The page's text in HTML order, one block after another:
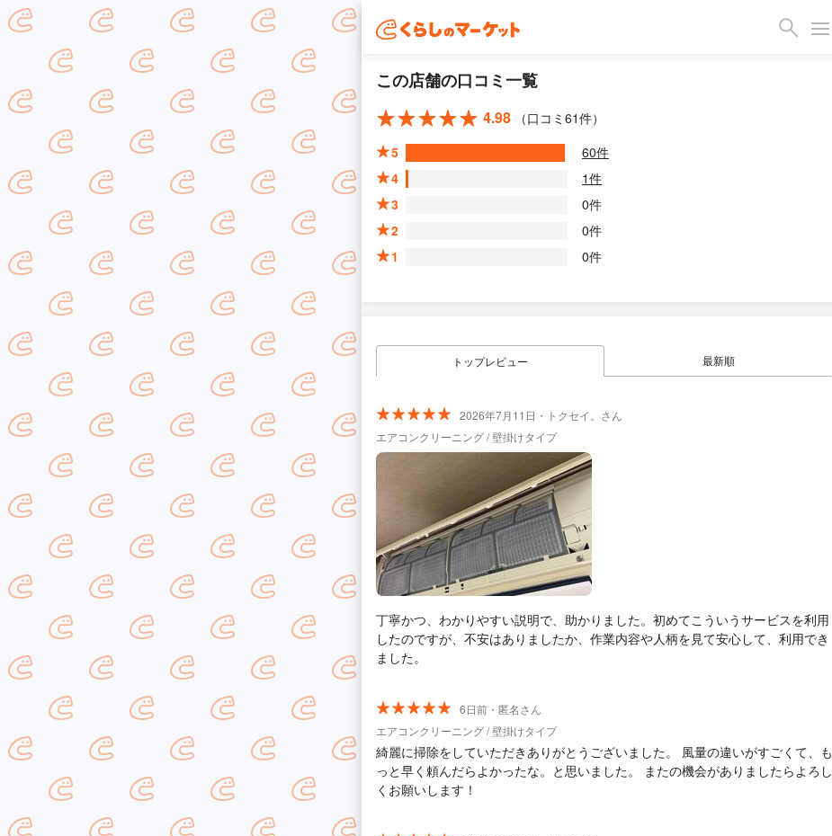
この店舗の口コミ一覧
4.98
（口コミ61件）
5
60件
4
1件
3
0件
2
0件
1
0件
トップレビュー 最新順
2026年7月11日・トクセイ。さん
エアコンクリーニング / 壁掛けタイプ
丁寧かつ、わかりやすい説明で、助かりました。初めてこういうサービスを利用
したのですが、不安はありましたか、作業内容や人柄を見て安心して、利用でき
ました。
6日前・匿名さん
エアコンクリーニング / 壁掛けタイプ
綺麗に掃除をしていただきありがとうございました。 風量の違いがすごくて、も
っと早く頼んだらよかったな。と思いました。 またの機会がありましたらよろし
くお願いします！